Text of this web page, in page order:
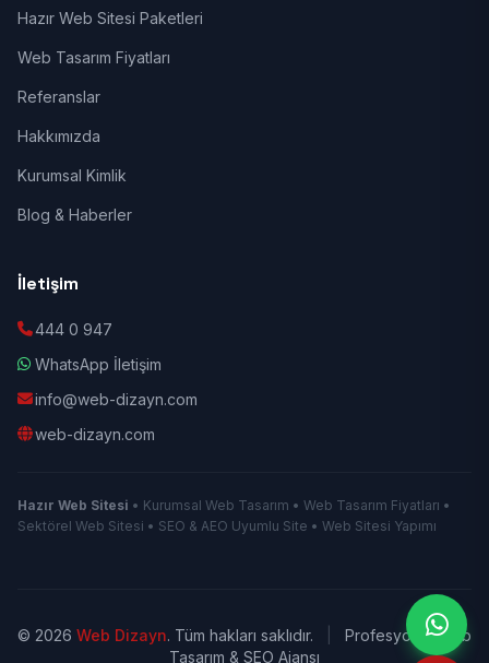
Hazır Web Sitesi Paketleri
Web Tasarım Fiyatları
Referanslar
Hakkımızda
Kurumsal Kimlik
Blog & Haberler
İletişim
444 0 947
WhatsApp İletişim
info@web-dizayn.com
web-dizayn.com
Hazır Web Sitesi • Kurumsal Web Tasarım • Web Tasarım Fiyatları •
Sektörel Web Sitesi • SEO & AEO Uyumlu Site • Web Sitesi Yapımı
© 2026 Web Dizayn. Tüm hakları saklıdır.
Profesyonel Web
Tasarım & SEO Ajansı